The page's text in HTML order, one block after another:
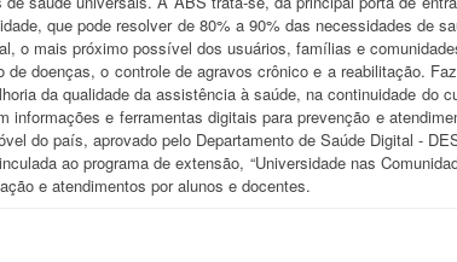
que pode resolver de 80% a 90% das necessidades de
o mais próximo possível dos usuários, famílias e
de doenças, o controle de agravos crônico e a reabilitação.
da qualidade da assistência à saúde, na continuidade do
informações e ferramentas digitais para prevenção e
do país, aprovado pelo Departamento de Saúde Digital -
ao programa de extensão, “Universidade nas
e atendimentos por alunos e docentes.